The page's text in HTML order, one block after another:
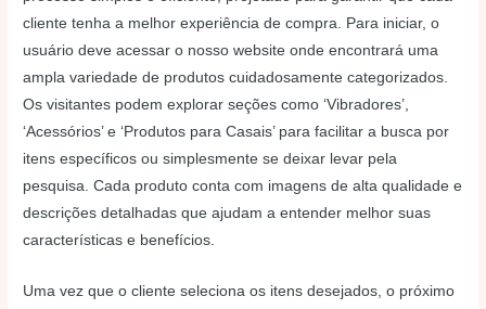
cliente tenha a melhor experiência de compra. Para iniciar, o
usuário deve acessar o nosso website onde encontrará uma
ampla variedade de produtos cuidadosamente categorizados.
Os visitantes podem explorar seções como ‘Vibradores’,
‘Acessórios’ e ‘Produtos para Casais’ para facilitar a busca por
itens específicos ou simplesmente se deixar levar pela
pesquisa. Cada produto conta com imagens de alta qualidade e
descrições detalhadas que ajudam a entender melhor suas
características e benefícios.
Uma vez que o cliente seleciona os itens desejados, o próximo